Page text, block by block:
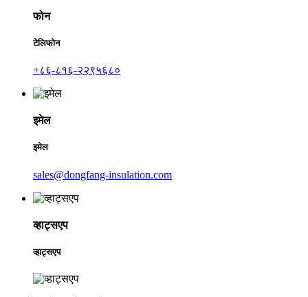
फोन
टेलिफोन
+८६-८१६-२२९५६८०
इमेल
इमेल
sales@dongfang-insulation.com
व्हाट्सएप
व्हाट्सएप